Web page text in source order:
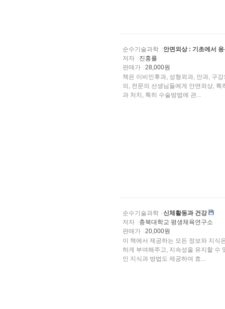
순수기술과학
안면외상 : 기초에서
저자
진홍률
판매가
28,000원
책은 이비인후과, 성형외과, 안과, 구
의, 전문의 선생님들에게 안면외상, 특히 안면골의 골절에 대한 기초를 제공하고 이를 웅~용한
과 처치, 특히 수술방법에 관...
순수기술과학
신체활동과 건강
저자
충북대학교 평생체육연구소
판매가
20,000원
이 책에서 제공하는 모든 정보와 지식
하게 부여해주고, 지속성을 유지할 수
인 지식과 방법도 제공하여 효...